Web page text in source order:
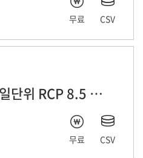
무료 CSV
아시아 미래 기상 일단위 RCP 8.5 자료
무료 CSV